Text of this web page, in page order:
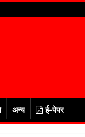
अन्य ई-पेपर